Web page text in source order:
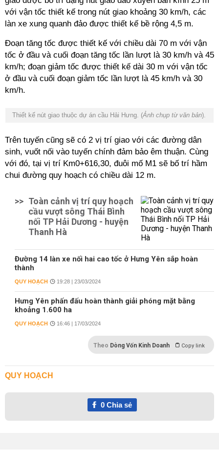
với vận tốc thiết kế trong nút giao khoảng 30 km/h, các
làn xe xung quanh đảo được thiết kế bề rộng 4,5 m.
Đoạn tăng tốc được thiết kế với chiều dài 70 m với vận
tốc ở đầu và cuối đoạn tăng tốc lần lượt là 30 km/h và 45
km/h; đoạn giảm tốc được thiết kế dài 30 m với vận tốc
ở đầu và cuối đoạn giảm tốc lần lượt là 45 km/h và 30
km/h.
Thiết kế nút giao thuộc dự án cầu Hải Hưng. (Ảnh chụp từ văn bản).
Trên tuyến cũng sẽ có 2 vị trí giao với các đường dân
sinh, vuốt nối vào tuyến chính đảm bảo êm thuận. Cùng
với đó, tại vị trí Km0+616,30, đuôi mố M1 sẽ bố trí hầm
chui đường quy hoạch có chiều dài 12 m.
>> Toàn cảnh vị trí quy hoạch
cầu vượt sông Thái Bình
nối TP Hải Dương - huyện
Thanh Hà
Đường 14 làn xe nối hai cao tốc ở Hưng Yên sắp hoàn
thành
QUY HOẠCH 19:28 | 23/03/2024
Hưng Yên phấn đấu hoàn thành giải phóng mặt bằng
khoảng 1.600 ha
QUY HOẠCH 16:46 | 17/03/2024
Theo Dòng Vốn Kinh Doanh Copy link
QUY HOẠCH
0Chia sẻ